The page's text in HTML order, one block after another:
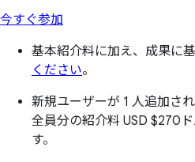
今すぐ参加
基本紹介料に加え、成果に
ください。
新規ユーザーが 1 人追加さ
全員分の紹介料 USD $270
す。